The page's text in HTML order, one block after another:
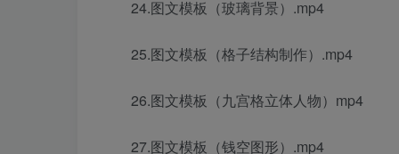
24.图文模板（玻璃背景）.mp4
25.图文模板（格子结构制作）.mp4
26.图文模板（九宫格立体人物）mp4
27.图文模板（钱空图形）.mp4